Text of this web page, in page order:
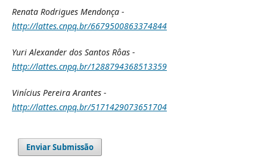
Renata Rodrigues Mendonça -
http://lattes.cnpq.br/6679500863374844
Yuri Alexander dos Santos Rôas -
http://lattes.cnpq.br/1288794368513359
Vinícius Pereira Arantes -
http://lattes.cnpq.br/5171429073651704
Enviar Submissão